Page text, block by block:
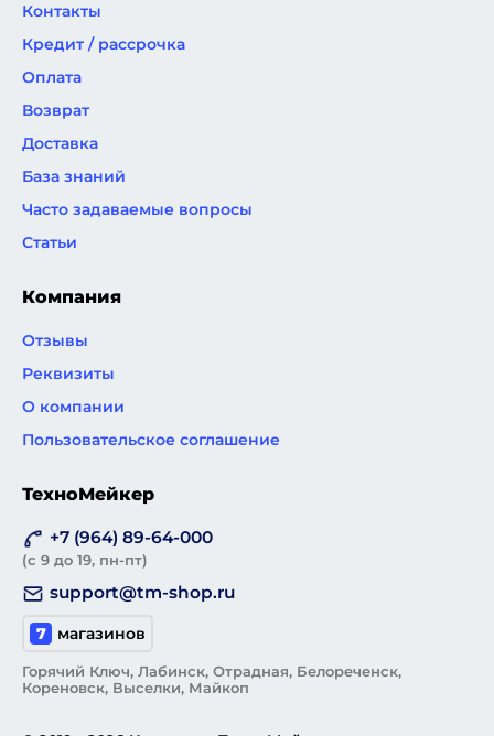
Контакты
Кредит / рассрочка
Оплата
Возврат
Доставка
База знаний
Часто задаваемые вопросы
Статьи
Компания
Отзывы
Реквизиты
О компании
Пользовательское соглашение
ТехноМейкер
+7 (964) 89-64-000
(с 9 до 19, пн-пт)
support@tm-shop.ru
7 магазинов
Горячий Ключ, Лабинск, Отрадная, Белореченск,
Кореновск, Выселки, Майкоп